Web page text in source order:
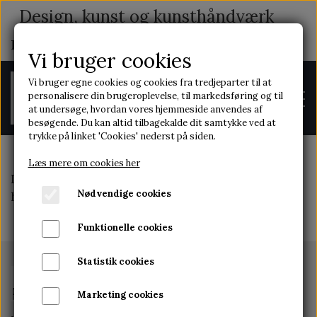
Design, kunst og kunsthåndværk
med indhold og historie
FORSIDE
KONTAKT
Denne funktion er ikke tilgængelig med et
hjemmeside abonnement
Vi bruger cookies
Vi bruger egne cookies og cookies fra tredjeparter til at
personalisere din brugeroplevelse, til markedsføring og til
at undersøge, hvordan vores hjemmeside anvendes af
besøgende. Du kan altid tilbagekalde dit samtykke ved at
trykke på linket 'Cookies' nederst på siden.
Læs mere om cookies her
Nødvendige cookies
Funktionelle cookies
Statistik cookies
Marketing cookies